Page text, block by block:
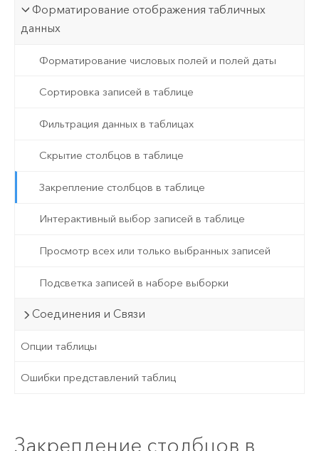
Форматирование отображения табличных
данных
Форматирование числовых полей и полей даты
Сортировка записей в таблице
Фильтрация данных в таблицах
Скрытие столбцов в таблице
Закрепление столбцов в таблице
Интерактивный выбор записей в таблице
Просмотр всех или только выбранных записей
Подсветка записей в наборе выборки
Соединения и Связи
Опции таблицы
Ошибки представлений таблиц
Закрепление столбцов в